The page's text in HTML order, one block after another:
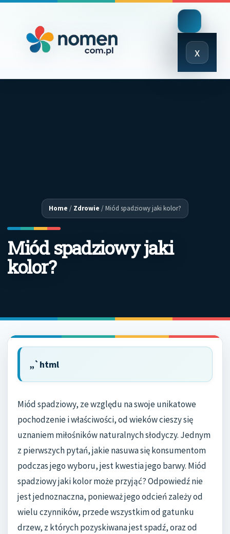
x
Close
Menu
Home / Zdrowie /Miód spadziowy jaki kolor?
Miód spadziowy jaki
kolor?
„`html
Miód spadziowy, ze względu na swoje unikatowe
pochodzenie i właściwości, od wieków cieszy się
uznaniem miłośników naturalnych słodyczy. Jednym
z pierwszych pytań, jakie nasuwa się konsumentom
podczas jego wyboru, jest kwestia jego barwy. Miód
spadziowy jaki kolor może przyjąć? Odpowiedź nie
jest jednoznaczna, ponieważ jego odcień zależy od
wielu czynników, przede wszystkim od gatunku
drzew, z których pozyskiwana jest spadź, oraz od